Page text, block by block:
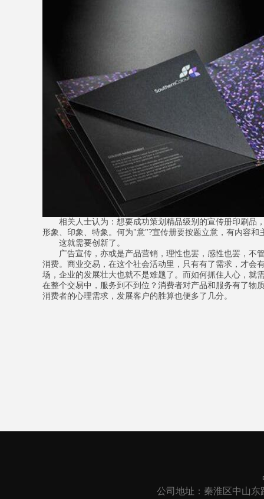
相关人士认为：想要成功策划精品级别的宣传册印刷品
形象、印象、特象。何为"意"?宣传册要按题立意，有内容和
这就需要创新了。
广告宣传，亦或是产品营销，理性也罢，感性也罢，不
消费。商业交易，在这个社会活动里，只有有了需求，才会
场，企业的发展壮大也就不是难题了。而如何抓住人心，就
在整个交易中，服务到不到位？消费者对产品和服务有了物
消费者的心理需求，发展客户的胜算也便多了几分。
公司地址：秦淮区中山